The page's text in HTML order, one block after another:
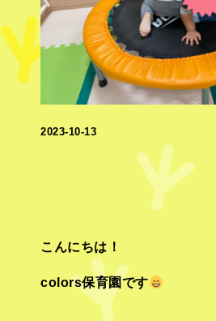
2023-10-13
こんにちは！
colors保育園です